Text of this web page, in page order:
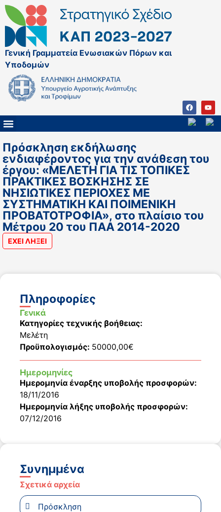
Γενική Γραμματεία Ενωσιακών Πόρων και
Υποδομών
Πρόσκληση εκδήλωσης
ενδιαφέροντος για την ανάθεση του
έργου: «ΜΕΛΕΤΗ ΓΙΑ ΤΙΣ ΤΟΠΙΚΕΣ
ΠΡΑΚΤΙΚΕΣ ΒΟΣΚΗΣΗΣ ΣΕ
ΝΗΣΙΩΤΙΚΕΣ ΠΕΡΙΟΧΕΣ ΜΕ
ΣΥΣΤΗΜΑΤΙΚΗ ΚΑΙ ΠΟΙΜΕΝΙΚΗ
ΠΡΟΒΑΤΟΤΡΟΦΙΑ», στο πλαίσιο του
Μέτρου 20 του ΠAA 2014-2020
ΕΧΕΙ ΛΗΞΕΙ
Πληροφορίες
Γενικά
Κατηγορίες τεχνικής βοήθειας:
Μελέτη
Προϋπολογισμός: 50000,00€
Ημερομηνίες
Ημερομηνία έναρξης υποβολής προσφορών:
18/11/2016
Ημερομηνία λήξης υποβολής προσφορών:
07/12/2016
Συνημμένα
Σχετικά αρχεία
Πρόσκληση